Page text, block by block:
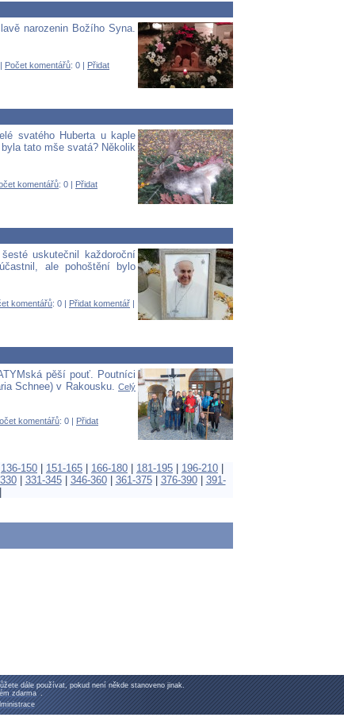
narozenin Božího Syna.
Počet komentářů: 0 | Přidat
svatého Huberta u kaple
tato mše svatá? Několik
komentářů: 0 |
Přidat
uskutečnil každoroční
ale pohoštění bylo
komentářů: 0 | Přidat komentář
pěší pouť. Poutníci
Schnee) v Rakousku.
Celý
komentářů: 0 | Přidat
136-150 151-165 166-180 181-195 196-210
| 331-345| 346-360| 361-375| 376-390| 391-
dále používat, pokud není někde stanoveno jinak.
zdarma .